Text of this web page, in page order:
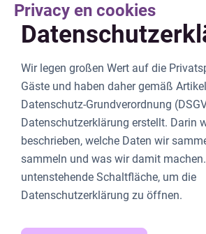
Privacy en cookies
Wir legen großen Wert auf die
Gäste und haben daher gemäß
Datenschutz-Grundverordnung
Datenschutzerklärung erstellt. Darin
beschrieben, welche Daten wir
sammeln und was wir damit
untenstehende Schaltfläche, um die
Datenschutzerklärung zu öffnen.